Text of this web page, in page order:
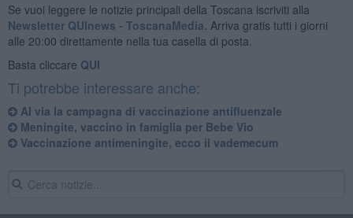
Se vuoi leggere le notizie principali della Toscana iscriviti alla
Newsletter QUInews - ToscanaMedia. Arriva gratis tutti i giorni
alle 20:00 direttamente nella tua casella di posta.
Basta cliccare QUI
Ti potrebbe interessare anche:
Al via la campagna di vaccinazione antifluenzale
Meningite, vaccino in famiglia per Bebe Vio
Vaccinazione antimeningite, ecco il vademecum